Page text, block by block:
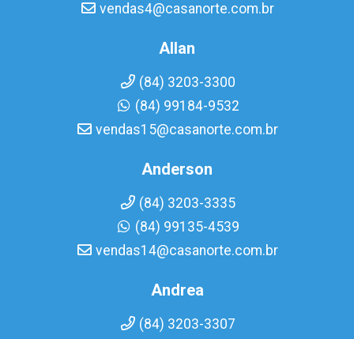
vendas4@casanorte.com.br
Allan
(84) 3203-3300
(84) 99184-9532
vendas15@casanorte.com.br
Anderson
(84) 3203-3335
(84) 99135-4539
vendas14@casanorte.com.br
Andrea
(84) 3203-3307